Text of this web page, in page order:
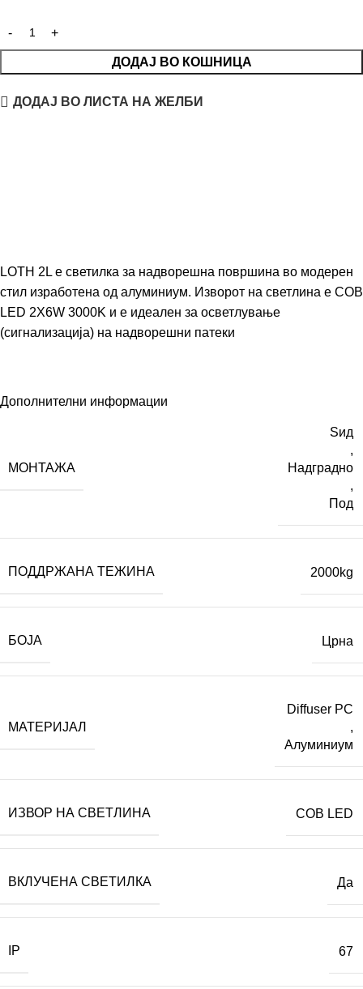
ДОДАЈ ВО КОШНИЦА
ДОДАЈ ВО ЛИСТА НА ЖЕЛБИ
LOTH 2L е светилка за надворешна површина во модерен
стил изработена од алуминиум. Изворот на светлина е COB
LED 2X6W 3000K и е идеален за осветлување
(сигнализација) на надворешни патеки
Дополнителни информации
МОНТАЖА
Ѕид
,
Надградно
,
Под
ПОДДРЖАНА ТЕЖИНА 2000kg
БОЈА Црна
МАТЕРИЈАЛ
Diffuser PC
,
Алуминиум
ИЗВОР НА СВЕТЛИНА COB LED
ВКЛУЧЕНА СВЕТИЛКА Да
IP 67